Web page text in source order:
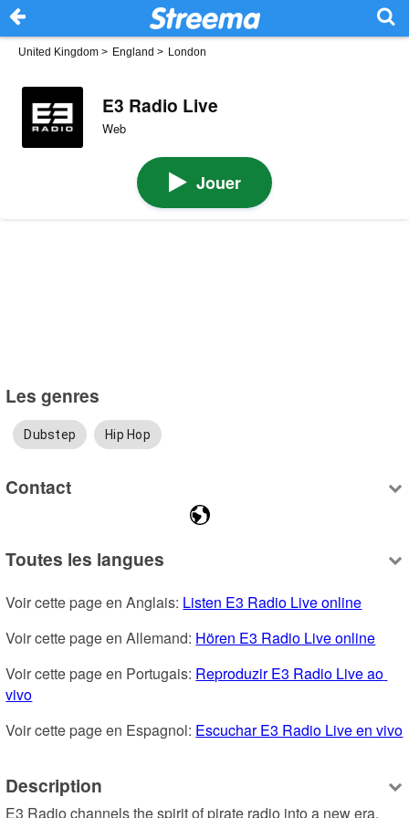
United Kingdom > England > London
E3 Radio Live
Web
Jouer
Les genres
Dubstep Hip Hop
Contact
Toutes les langues
Voir cette page en Anglais: Listen E3 Radio Live online
Voir cette page en Allemand: Hören E3 Radio Live online
Voir cette page en Portugais: Reproduzir E3 Radio Live ao
vivo
Voir cette page en Espagnol: Escuchar E3 Radio Live en vivo
Description
E3 Radio channels the spirit of pirate radio into a new era.